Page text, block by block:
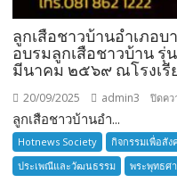
ลูกเสือชาวบ้านอำเภอบ
อบรมลูกเสือชาวบ้าน รุ่
มีนาคม ๒๕๖๙ ณโรงเรี
20/09/2025 admin3 ปิดคว
ลูกเสือชาวบ้านอำ...
Hotnews Society กิจกรรมเพื่อสัง
ประเพณีและวัฒนธรรม
พระพุทธศ